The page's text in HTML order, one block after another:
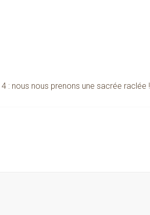
: nous nous prenons une sacrée raclée !